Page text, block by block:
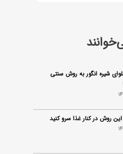
شیره انگور به روش سنتی
این روش در کنار غذا سرو کنید